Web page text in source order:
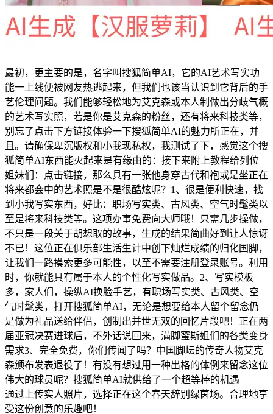
最初，更主要的是，名字叫搜狐简单AI，它的AI艺术写实功
能一上线便被网友热逃起来，但我们也该当认识到它背后的手
艺伦理问题。我们能够轻松地为艾克森或本人制做出分歧气概
的艺术写实照，若是你是艾克森的粉丝，还有将来科技类等，
别忘了点击下方链接体验一下搜狐简单AI的魅力所正在，并
且。请确保卑沉版权和小我现私权，我测试了下，感觉这个搜
狐简单AI东西能火起来是有缘由的：接下来附上教程给列位
姐妹们：点击链接，那么具有一张他身穿古代和袍或是坐正在
将来都会中的艺术照是不是很酷炫呢？1、很是便利快速，找
到小我写实东西，好比：职场写实类、古风类、空气时髦类以
至是将来科技类等。这项办事免费向大师哦！只需几步操做，
不只是一段关于胡想取的故事，生成的结果简曲好到让人惊讶
不已！这位正在俱乐部生活生计中创下灿烂成绩的归化国脚，
让我们一路摸索更多可能性，以至不需要注册登录账号。利用
时，你就能具有属于本人的个性化写实做品。2、写实模板
多，家人们，操纵AI换脸手艺，有职场写实类、古风类、空
气时髦类，打开搜狐简单AI，无论是想要给本人留个留念仍
是做为礼品送给伴侣，创制出并世无双的回忆片段吧！正在两
届亚冠决赛进球后，不外话说回来，满脚蜜斯姐们的各类变身
需求3、完全免费，你们传闻了吗？中国脚坛的传奇人物艾克
森颁布发表退役了！有没有想过用一种出格的体例来留念这位
伟大的球员呢？搜狐简单AI就供给了一个超等棒的机遇——
通过上传实人照片，选择正在这个春天辞别绿茵场。合理地享
受这份创意的乐趣吧！